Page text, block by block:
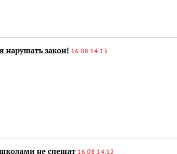
нарушать закон! 16.08 14:13
не спешат 16.08 14:12